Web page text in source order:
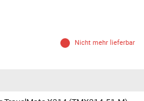
Nicht mehr lieferbar